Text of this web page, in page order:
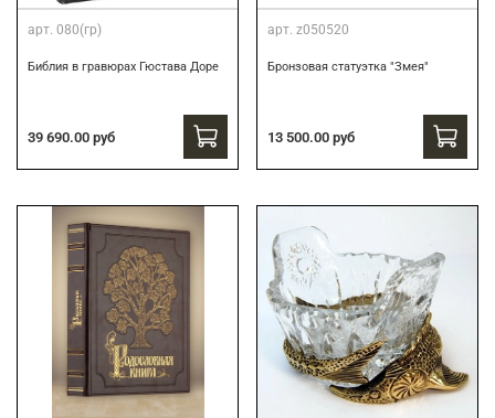
арт. 080(гр)
Библия в гравюрах Гюстава Доре
39 690.00 руб
арт. z050520
Бронзовая статуэтка "Змея"
13 500.00 руб